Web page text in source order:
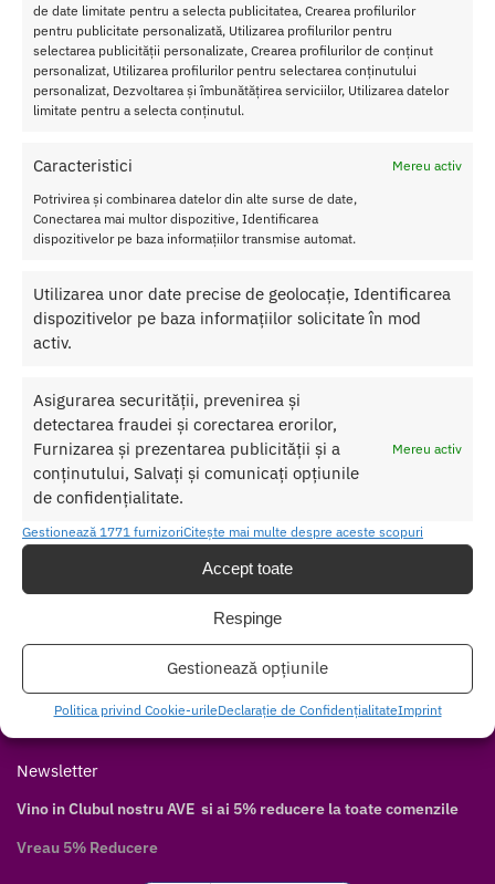
de date limitate pentru a selecta publicitatea, Crearea profilurilor
pentru publicitate personalizată, Utilizarea profilurilor pentru
selectarea publicității personalizate, Crearea profilurilor de conținut
personalizat, Utilizarea profilurilor pentru selectarea conținutului
personalizat, Dezvoltarea și îmbunătățirea serviciilor, Utilizarea datelor
limitate pentru a selecta conținutul.
Caracteristici
Mereu activ
Potrivirea și combinarea datelor din alte surse de date,
Conectarea mai multor dispozitive, Identificarea
dispozitivelor pe baza informațiilor transmise automat.
Utilizarea unor date precise de geolocație, Identificarea
dispozitivelor pe baza informațiilor solicitate în mod
activ.
Asigurarea securității, prevenirea și
detectarea fraudei și corectarea erorilor,
Furnizarea și prezentarea publicității și a
conținutului, Salvați și comunicați opțiunile
de confidențialitate.
Mereu activ
Gestionează 1771 furnizoriCitește mai multe despre aceste scopuri
Accept toate
Respinge
Gestionează opțiunile
Politica privind Cookie-urileDeclarație de ConfidențialitateImprint
Sex Shop Romania
Comanda online de oriunde ai fi si primesti comanda a 2-a zi.
Discretie Maxima
Toate produsele sunt livrate prompt si discret in toata tara
Despre Noi
Confidentialitatea datelor
Protectia Consumatorului
Contul meu
Cum cumpăr
Livrare discretă
Modalități de plată
Pinterest
Youtube
Newsletter
Vino in Clubul nostru AVE si ai 5% reducere la toate comenzile
Vreau 5% Reducere